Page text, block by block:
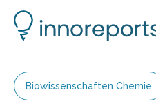
Biowissenschaften Chemie